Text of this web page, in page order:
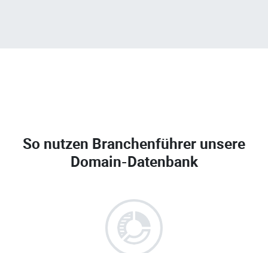
So nutzen Branchenführer unsere
Domain-Datenbank